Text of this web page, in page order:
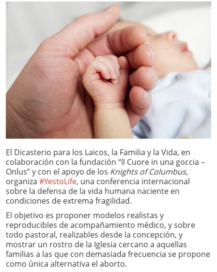
El Dicasterio para los Laicos, la Familia y la Vida, en
colaboración con la fundación “Il Cuore in una goccia –
Onlus” y con el apoyo de los Knights of Columbus,
organiza #YestoLife, una conferencia internacional
sobre la defensa de la vida humana naciente en
condiciones de extrema fragilidad.
El objetivo es proponer modelos realistas y
reproducibles de acompañamiento médico, y sobre
todo pastoral, realizables desde la concepción, y
mostrar un rostro de la Iglesia cercano a aquellas
familias a las que con demasiada frecuencia se propone
como única alternativa el aborto.